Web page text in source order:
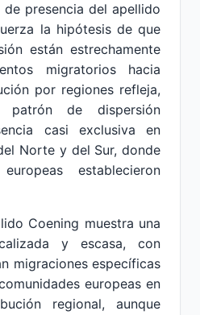
presencia del apellido
la hipótesis de que
están estrechamente
migratorios hacia
por regiones refleja,
de dispersión
casi exclusiva en
Norte y del Sur, donde
establecieron
Coening muestra una
y escasa, con
migraciones específicas
europeas en
regional, aunque